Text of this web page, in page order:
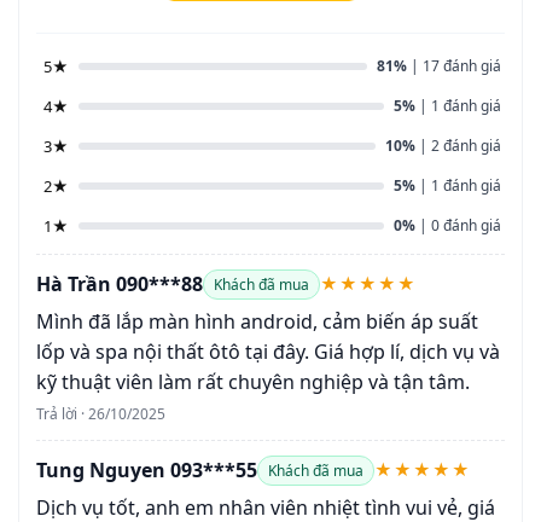
5★ 81% | 17 đánh giá
4★ 5% | 1 đánh giá
3★ 10% | 2 đánh giá
2★ 5% | 1 đánh giá
1★ 0% | 0 đánh giá
Hà Trần 090***88 Khách đã mua ★★★★★
Mình đã lắp màn hình android, cảm biến áp suất
lốp và spa nội thất ôtô tại đây. Giá hợp lí, dịch vụ và
kỹ thuật viên làm rất chuyên nghiệp và tận tâm.
Trả lời · 26/10/2025
Tung Nguyen 093***55 Khách đã mua ★★★★★
Dịch vụ tốt, anh em nhân viên nhiệt tình vui vẻ, giá